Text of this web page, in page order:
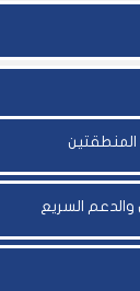
السريع